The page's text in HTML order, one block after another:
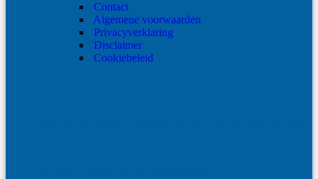
Contact
Algemene voorwaarden
Privacyverklaring
Disclaimer
Cookiebeleid